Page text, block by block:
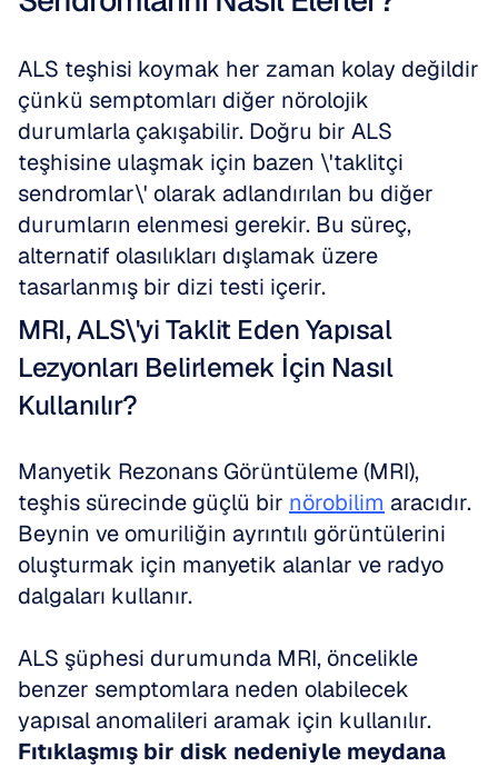
ALS teşhisi koymak her zaman kolay değildir
çünkü semptomları diğer nörolojik
durumlarla çakışabilir. Doğru bir ALS
teşhisine ulaşmak için bazen \'taklitçi
sendromlar\' olarak adlandırılan bu diğer
durumların elenmesi gerekir. Bu süreç,
alternatif olasılıkları dışlamak üzere
tasarlanmış bir dizi testi içerir.
MRI, ALS\'yi Taklit Eden Yapısal
Lezyonları Belirlemek İçin Nasıl
Kullanılır?
Manyetik Rezonans Görüntüleme (MRI),
teşhis sürecinde güçlü bir nörobilim aracıdır.
Beynin ve omuriliğin ayrıntılı görüntülerini
oluşturmak için manyetik alanlar ve radyo
dalgaları kullanır.
ALS şüphesi durumunda MRI, öncelikle
benzer semptomlara neden olabilecek
Fıtıklaşmış bir disk nedeniyle meydana